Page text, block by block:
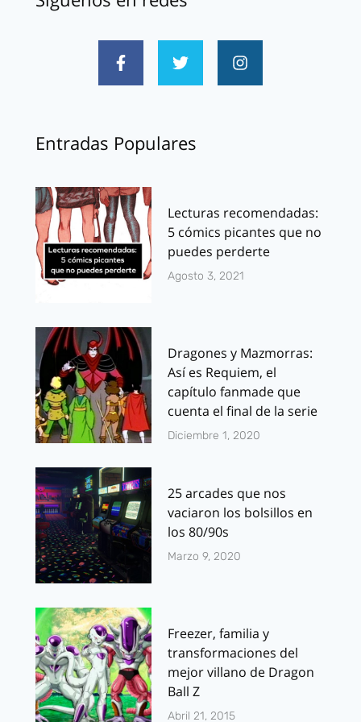
Entradas Populares
Lecturas recomendadas:
5 cómics picantes que no
puedes perderte
Agosto 3, 2021
Dragones y Mazmorras:
Así es Requiem, el
capítulo fanmade que
cuenta el final de la serie
Diciembre 1, 2020
25 arcades que nos
vaciaron los bolsillos en
los 80/90s
Marzo 9, 2020
Freezer, familia y
transformaciones del
mejor villano de Dragon
Ball Z
Abril 21, 2015